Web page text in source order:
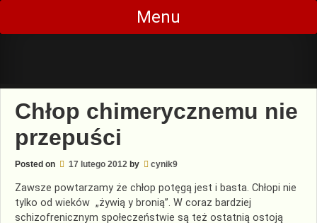
Skip
content
Menu
Chłop chimerycznemu nie
przepuści
Posted on 17 lutego 2012 by cynik9
Zawsze powtarzamy że chłop potęgą jest i basta. Chłopi nie
tylko od wieków „żywią y bronią”. W coraz bardziej
schizofrenicznym społeczeństwie są też ostatnią ostoją